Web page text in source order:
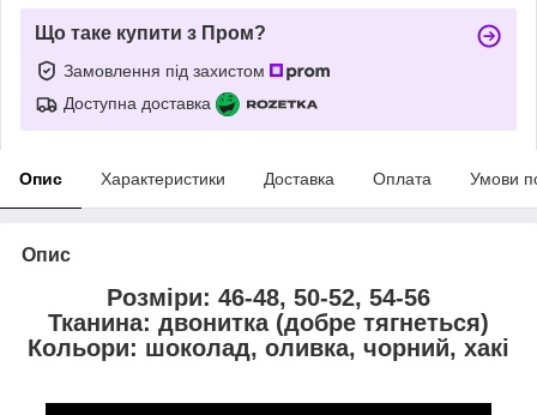
Що таке купити з Пром?
Замовлення під захистом
Доступна доставка
Опис Характеристики Доставка Оплата Умови
Опис
Розміри: 46-48, 50-52, 54-56
Тканина: двонитка (добре тягнеться)
Кольори: шоколад, оливка, чорний, хакі